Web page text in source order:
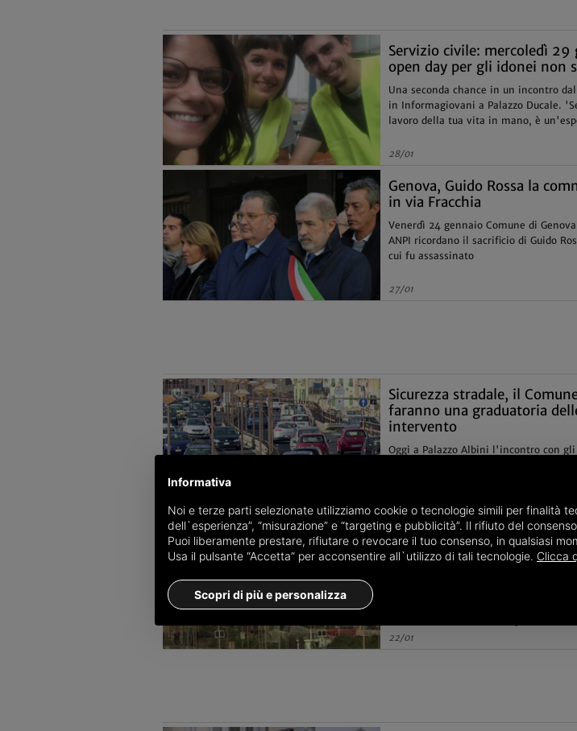
Servizio civile: mercoledì 29
open day per gli idonei non
Una seconda chance in un incontro
in Informagiovani a Palazzo Ducale.
lavoro della tua vita in mano, è
28/01
Genova, Guido Rossa la
in via Fracchia
Venerdì 24 gennaio Comune di
ANPI ricordano il sacrificio di Guido
cui fu assassinato
27/01
Sicurezza stradale, il
faranno una graduatoria
intervento
Oggi a Palazzo Albini l'incontro con gli
L’ultima chiamata di
Genova cerniera d’Europa
piano shock per le
del porto e dalla fibra ottica'
22/01
Informativa
Noi e terze parti selezionate utilizziamo cookie o tecnologie simili per finalità
dell`esperienza”, “misurazione” e “targeting e pubblicità”. Il rifiuto del
Puoi liberamente prestare, rifiutare o revocare il tuo consenso, in qualsiasi
Usa il pulsante “Accetta” per acconsentire all`utilizzo di tali tecnologie. Clicca
Scopri di più e personalizza